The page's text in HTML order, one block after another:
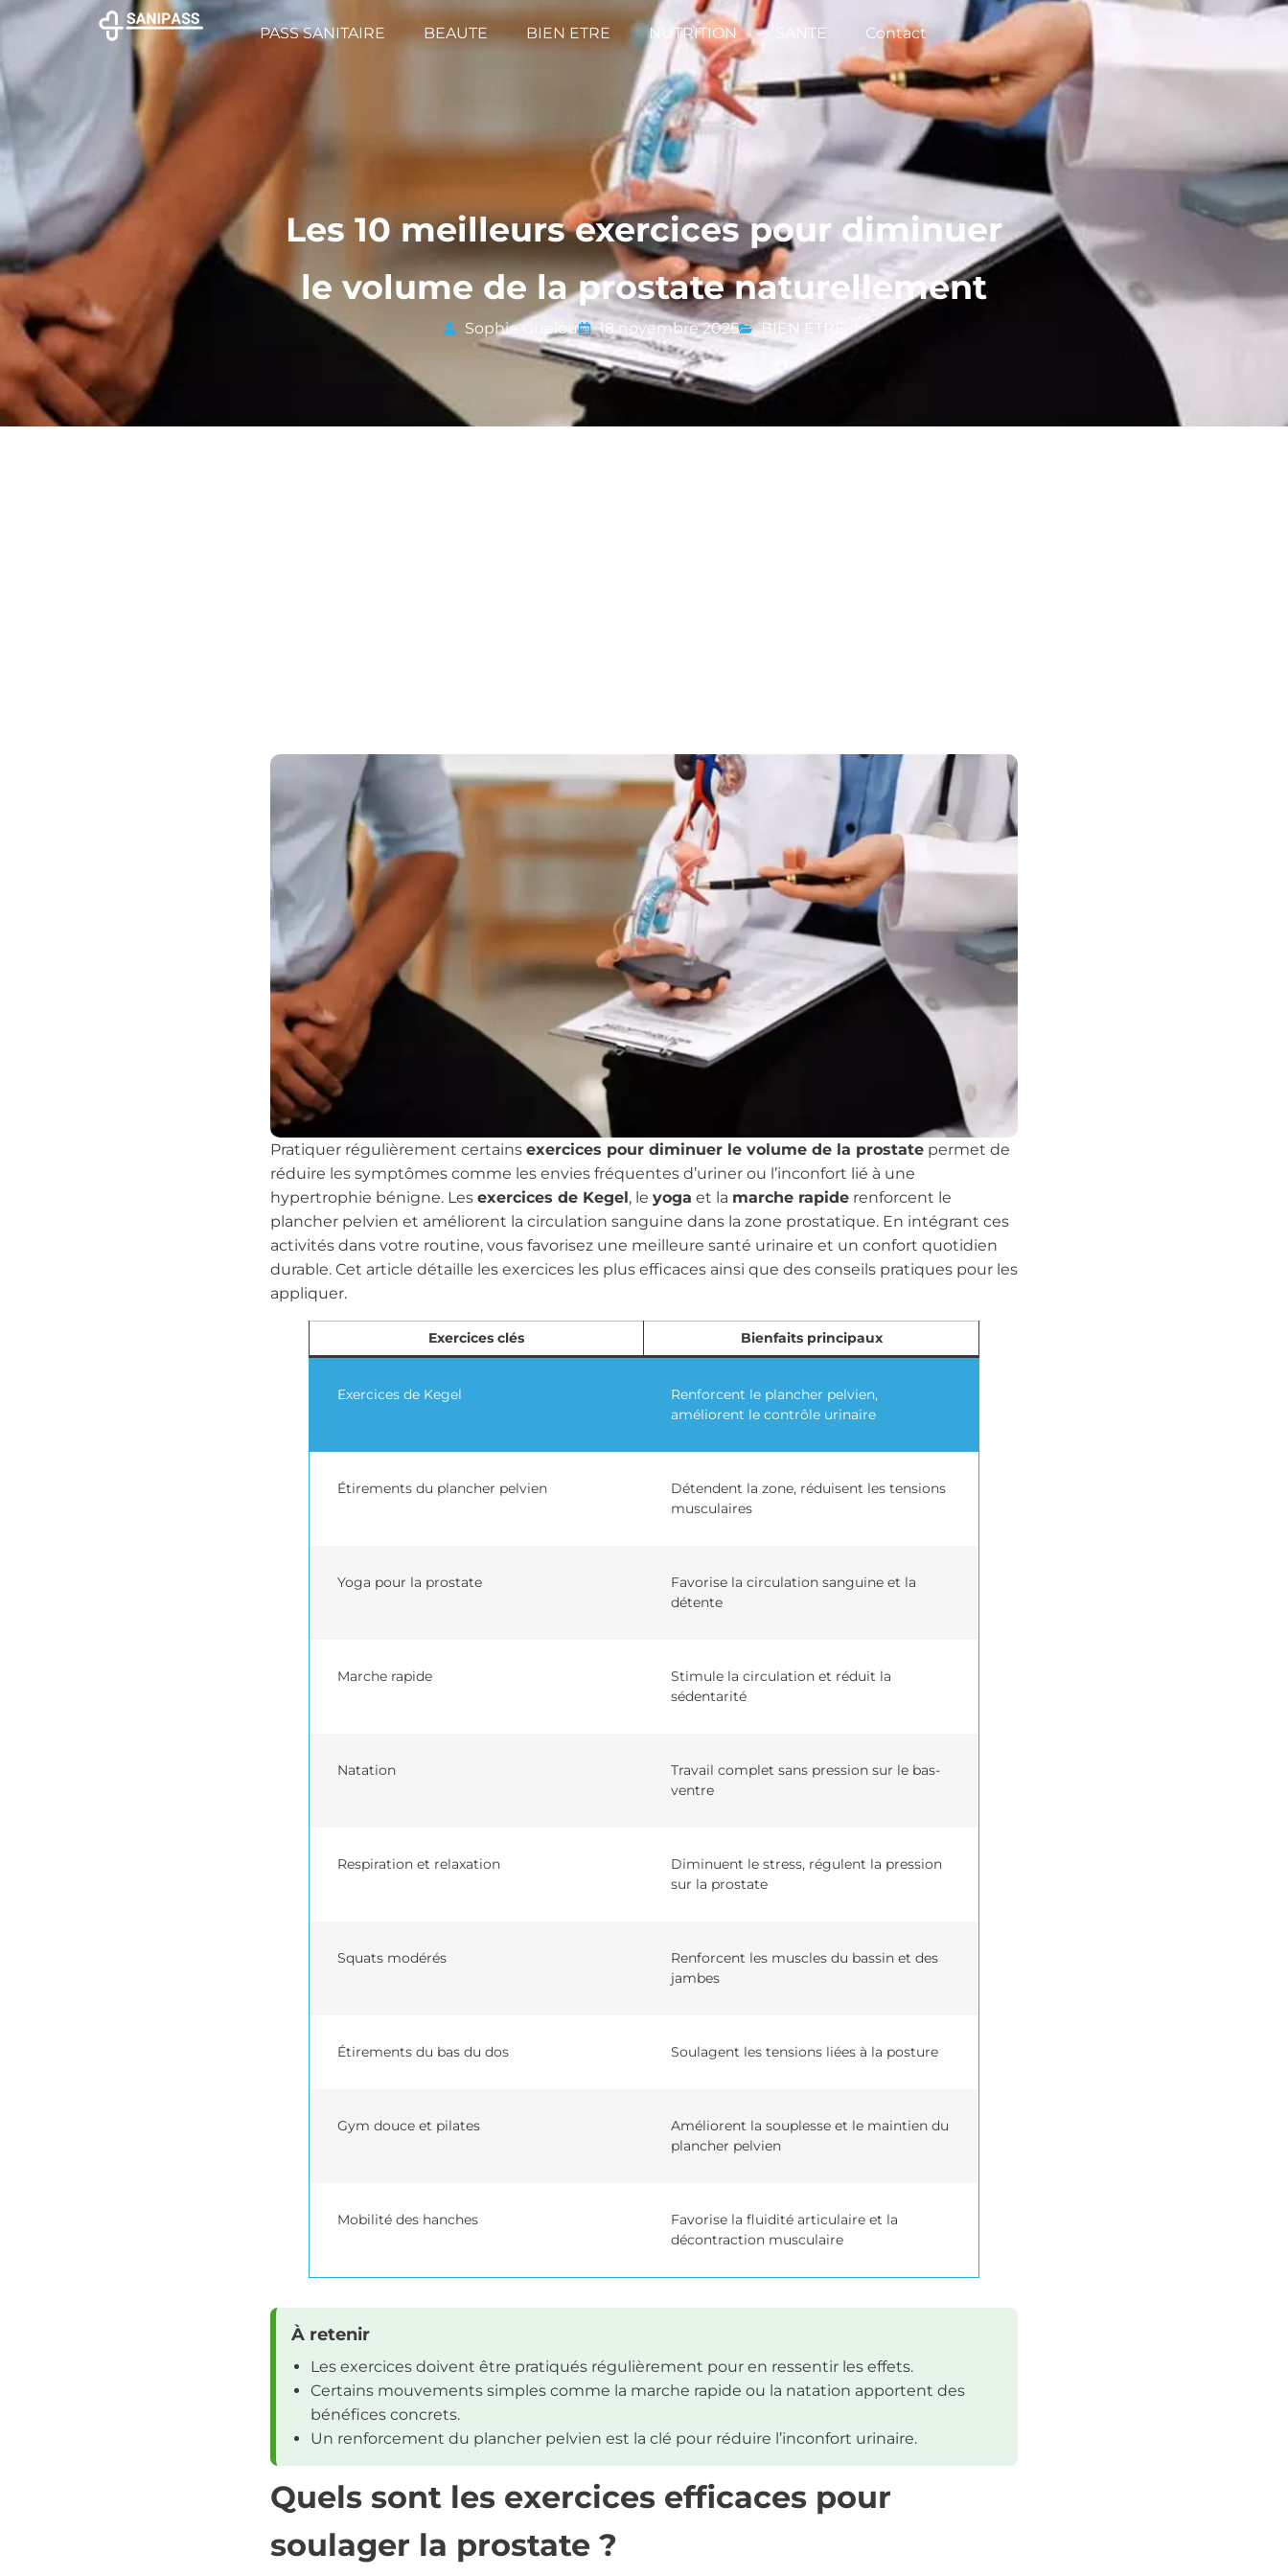
PASS SANITAIRE BEAUTE BIEN ETRE NUTRITION SANTE Contact
Les 10 meilleurs exercices pour diminuer
le volume de la prostate naturellement
Sophie Guelou 18 novembre 2025 BIEN ETRE
Pratiquer régulièrement certains exercices pour diminuer le volume de la prostate permet de
réduire les symptômes comme les envies fréquentes d’uriner ou l’inconfort lié à une
hypertrophie bénigne. Les exercices de Kegel, le yoga et la marche rapide renforcent le
plancher pelvien et améliorent la circulation sanguine dans la zone prostatique. En intégrant ces
activités dans votre routine, vous favorisez une meilleure santé urinaire et un confort quotidien
durable. Cet article détaille les exercices les plus efficaces ainsi que des conseils pratiques pour les
appliquer.
Exercices clés Bienfaits principaux
Exercices de Kegel
Renforcent le plancher pelvien,
améliorent le contrôle urinaire
Étirements du plancher pelvien
Détendent la zone, réduisent les tensions
musculaires
Yoga pour la prostate
Favorise la circulation sanguine et la
détente
Marche rapide
Stimule la circulation et réduit la
sédentarité
Natation
Travail complet sans pression sur le bas-
ventre
Respiration et relaxation
Diminuent le stress, régulent la pression
sur la prostate
Squats modérés
Renforcent les muscles du bassin et des
jambes
Étirements du bas du dos Soulagent les tensions liées à la posture
Gym douce et pilates
Améliorent la souplesse et le maintien du
plancher pelvien
Mobilité des hanches
Favorise la fluidité articulaire et la
décontraction musculaire
À retenir
Les exercices doivent être pratiqués régulièrement pour en ressentir les effets.
Certains mouvements simples comme la marche rapide ou la natation apportent des
bénéfices concrets.
Un renforcement du plancher pelvien est la clé pour réduire l’inconfort urinaire.
Quels sont les exercices efficaces pour
soulager la prostate ?